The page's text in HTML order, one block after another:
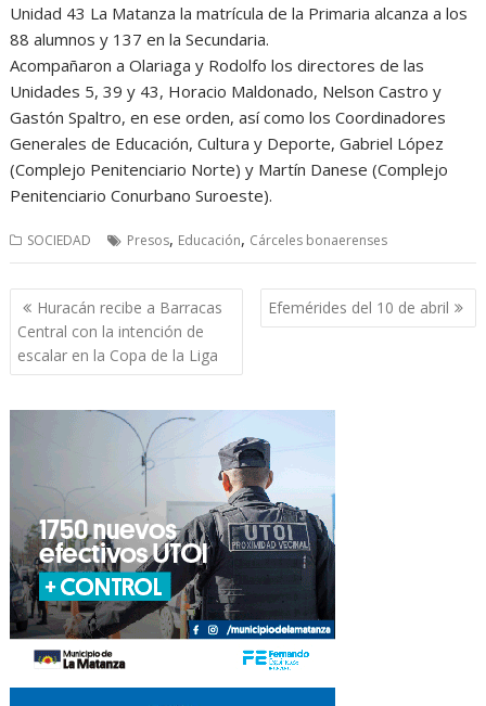
Unidad 43 La Matanza la matrícula de la Primaria alcanza a los
88 alumnos y 137 en la Secundaria.
Acompañaron a Olariaga y Rodolfo los directores de las
Unidades 5, 39 y 43, Horacio Maldonado, Nelson Castro y
Gastón Spaltro, en ese orden, así como los Coordinadores
Generales de Educación, Cultura y Deporte, Gabriel López
(Complejo Penitenciario Norte) y Martín Danese (Complejo
Penitenciario Conurbano Suroeste).
SOCIEDAD Presos, Educación, Cárceles bonaerenses
Navegación
de
entradas
Huracán recibe a Barracas
Central con la intención de
escalar en la Copa de la Liga
Efemérides del 10 de abril